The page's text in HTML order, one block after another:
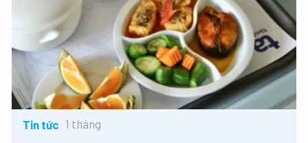
Tin tức 1 tháng